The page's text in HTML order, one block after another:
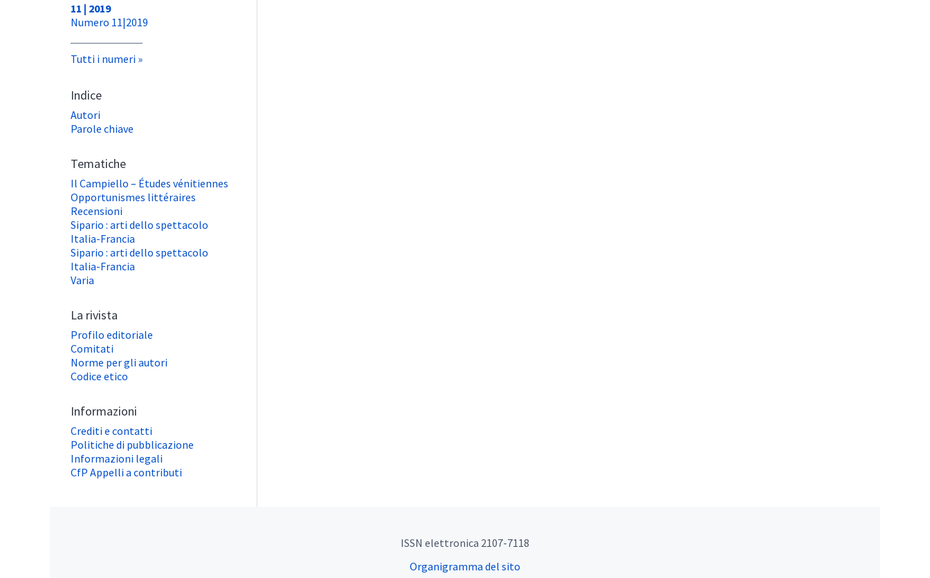
11 | 2019
Numero 11|2019
Tutti i numeri
Indice
Autori
Parole chiave
Tematiche
Il Campiello – Études vénitiennes
Opportunismes littéraires
Recensioni
Sipario : arti dello spettacolo
Italia-Francia
Sipario : arti dello spettacolo
Italia-Francia
Varia
La rivista
Profilo editoriale
Comitati
Norme per gli autori
Codice etico
Informazioni
Crediti e contatti
Politiche di pubblicazione
Informazioni legali
CfP Appelli a contributi
ISSN elettronica 2107-7118
Organigramma del sito